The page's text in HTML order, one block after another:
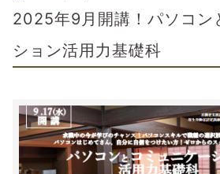
2025年9月開講！パソコン
ション活用力基礎科